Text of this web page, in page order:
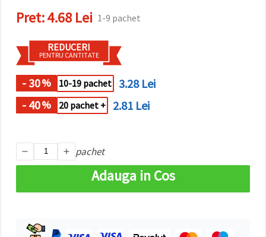
clic pe
"acceptati
indicați
preferințele
selectând
un tip de
cookie -uri
Аcceptati
Pret:4.68 Lei 1-9 pachet
REDUCERI
PENTRU CANTITATE
- 30% 10-19 pachet
3.28 Lei
- 40% 20 pachet + 2.81 Lei
pachet
Adauga in Cos